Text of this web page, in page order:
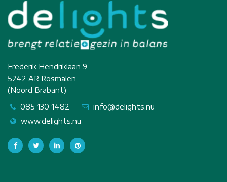
Frederik Hendriklaan 9
5242 AR Rosmalen
(Noord Brabant)
085 130 1482
info@delights.nu
www.delights.nu